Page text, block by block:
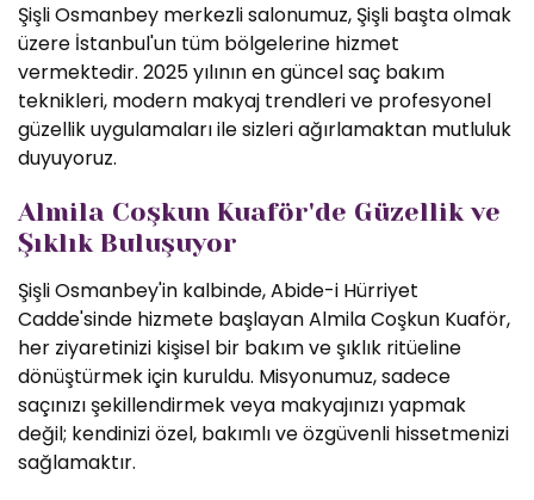
Şişli Osmanbey merkezli salonumuz, Şişli başta olmak
üzere İstanbul'un tüm bölgelerine hizmet
vermektedir. 2025 yılının en güncel saç bakım
teknikleri, modern makyaj trendleri ve profesyonel
güzellik uygulamaları ile sizleri ağırlamaktan mutluluk
duyuyoruz.
Almila Coşkun Kuaför'de Güzellik ve
Şıklık Buluşuyor
Şişli Osmanbey'in kalbinde, Abide-i Hürriyet
Cadde'sinde hizmete başlayan Almila Coşkun Kuaför,
her ziyaretinizi kişisel bir bakım ve şıklık ritüeline
dönüştürmek için kuruldu. Misyonumuz, sadece
saçınızı şekillendirmek veya makyajınızı yapmak
değil; kendinizi özel, bakımlı ve özgüvenli hissetmenizi
sağlamaktır.